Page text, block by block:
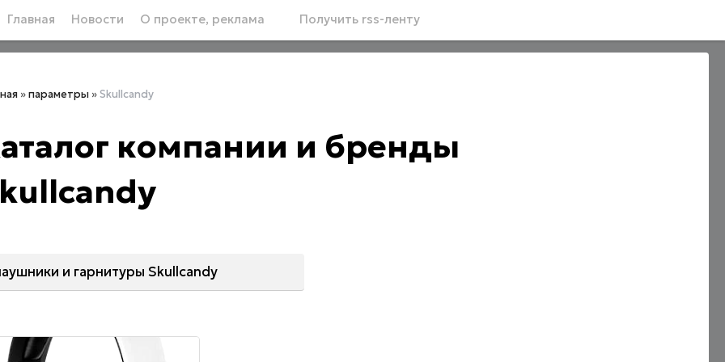
Главная Новости О проекте, реклама Получить rss-ленту
»параметры »Skullcandy
компании и бренды
и гарнитуры Skullcandy